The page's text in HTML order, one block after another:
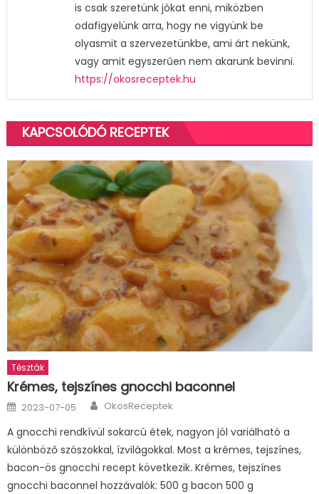
is csak szeretünk jókat enni, miközben
odafigyelünk arra, hogy ne vigyünk be
olyasmit a szervezetünkbe, ami árt nekünk,
vagy amit egyszerűen nem akarunk bevinni.
https://okosreceptek.hu
KAPCSOLÓDÓ RECEPTEK
Tészták
Krémes, tejszínes gnocchi baconnel
Posted
on
2023-07-05 Author
OkosReceptek
A gnocchi rendkívül sokarcú étek, nagyon jól variálható a
különböző szószokkal, ízvilágokkal. Most a krémes, tejszínes,
bacon-ös gnocchi recept következik. Krémes, tejszínes
gnocchi baconnel hozzávalók: 500 g bacon 500 g